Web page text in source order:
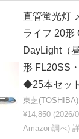
直管蛍光灯
ライフ 20形
DayLight（
形 FL20SS
◆25本セット
東芝(TOSHIBA)
¥14,850 (2026/
Amazon調べ)